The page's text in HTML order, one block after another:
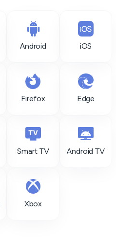
Android iOS
Firefox Edge
Smart TV Android TV
Xbox